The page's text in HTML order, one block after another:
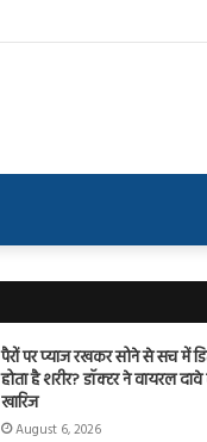
पैरों पर प्याज रखकर सोने से सच में
होता है शरीर? डॉक्टर ने वायरल
खारिज
August 6, 2026